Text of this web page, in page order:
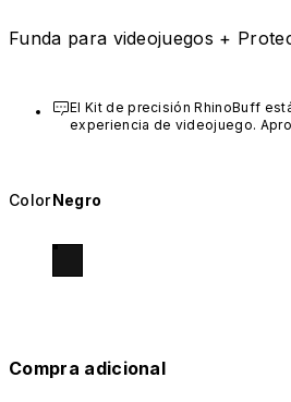
Funda para videojuegos +
El Kit de precisión RhinoBuff
experiencia de videojuego.
los botones, para asegurar una
ColorNegro
Compra adicional